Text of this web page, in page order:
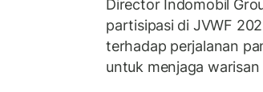
Director Indomobil
partisipasi di JVWF
terhadap perjalanan
untuk menjaga